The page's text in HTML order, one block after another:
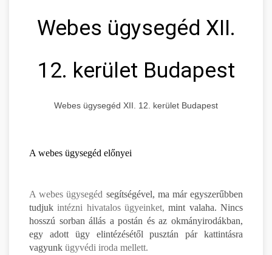
Webes ügysegéd XII.
12. kerület Budapest
Webes ügysegéd XII. 12. kerület Budapest
A webes ügysegéd előnyei
A webes ügysegéd segítségével, ma már egyszerűbben
tudjuk intézni hivatalos ügyeinket, mint valaha. Nincs
hosszú sorban állás a postán és az okmányirodákban,
egy adott ügy elintézésétől pusztán pár kattintásra
vagyunk ügyvédi iroda mellett.